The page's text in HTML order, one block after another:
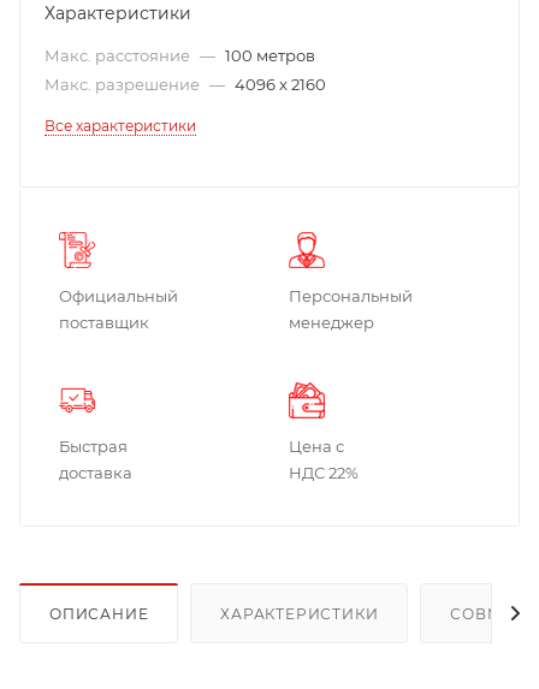
Характеристики
Макс. расстояние — 100 метров
Макс. разрешение — 4096 x 2160
Все характеристики
Официальный
поставщик
Персональный
менеджер
Быстрая
доставка
Цена с
НДС 22%
ОПИСАНИЕ ХАРАКТЕРИСТИКИ